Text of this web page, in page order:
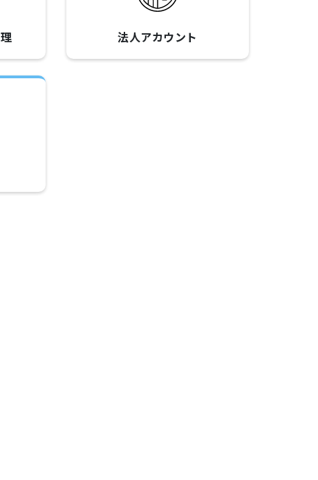
法人アカウント